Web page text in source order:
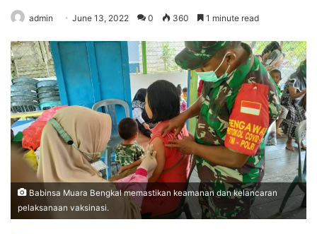
admin June 13, 2022 0 360 1 minute read
Babinsa Muara Bengkal memastikan keamanan dan kelancaran
pelaksanaan vaksinasi.